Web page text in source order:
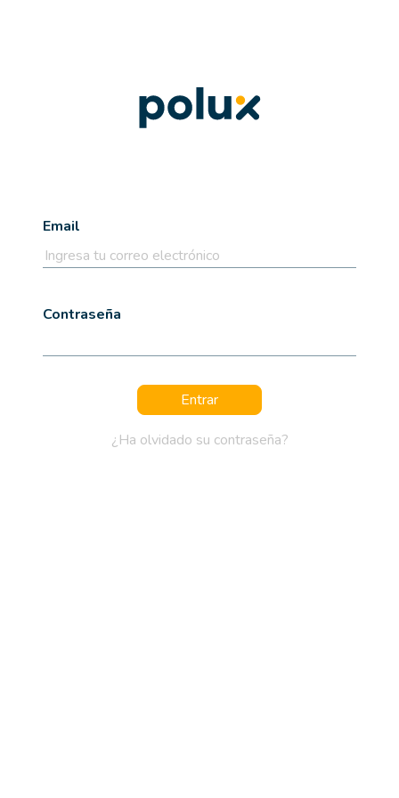
Email
Contraseña
¿Ha olvidado su contraseña?